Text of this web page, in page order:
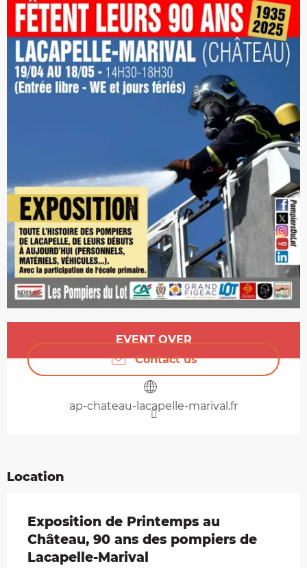
Opening hours & contact details
EVENT OVER
Contact us
ap-chateau-lacapelle-marival.fr
Location
Exposition de Printemps au
Château, 90 ans des pompiers de
Lacapelle-Marival